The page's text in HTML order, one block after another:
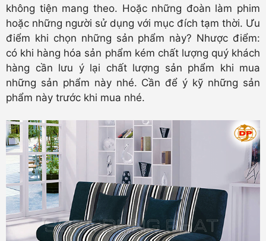
không tiện mang theo. Hoặc những đoàn làm phim
hoặc những người sử dụng với mục đích tạm thời. Ưu
điểm khi chọn những sản phẩm này? Nhược điểm:
có khi hàng hóa sản phẩm kém chất lượng quý khách
hàng cần lưu ý lại chất lượng sản phẩm khi mua
những sản phẩm này nhé. Cần để ý kỹ những sản
phẩm này trước khi mua nhé.